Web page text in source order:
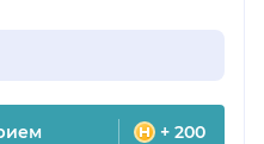
+ 200